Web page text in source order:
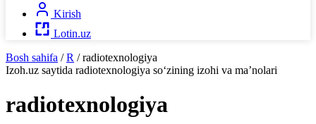
Kirish
Lotin.uz
Bosh sahifa / R / radiotexnologiya
Izoh.uz saytida radiotexnologiya so‘zining izohi va ma’nolari
radiotexnologiya